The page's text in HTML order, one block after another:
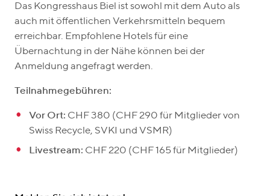
Das Kongresshaus Biel ist sowohl mit dem Auto als
auch mit öffentlichen Verkehrsmitteln bequem
erreichbar. Empfohlene Hotels für eine
Übernachtung in der Nähe können bei der
Anmeldung angefragt werden.
Teilnahmegebühren:
Vor Ort: CHF 380 (CHF 290 für Mitglieder von
Swiss Recycle, SVKI und VSMR)
Livestream: CHF 220 (CHF 165 für Mitglieder)